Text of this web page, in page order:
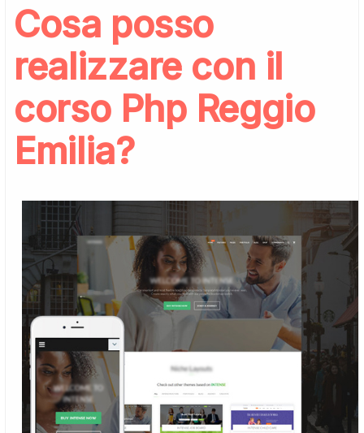
Cosa posso
realizzare con il
corso Php Reggio
Emilia?